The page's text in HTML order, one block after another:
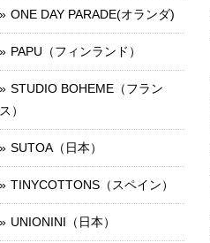
ONE DAY PARADE(オランダ)
PAPU（フィンランド）
STUDIO BOHEME（フラン
ス）
SUTOA（日本）
TINYCOTTONS（スペイン）
UNIONINI（日本）